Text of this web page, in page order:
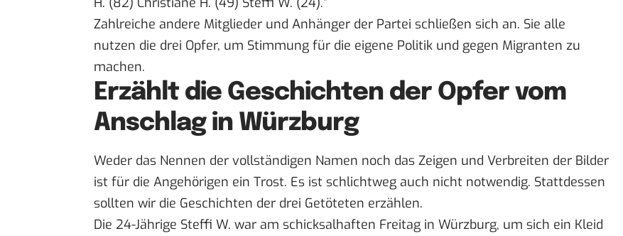
Zahlreiche andere Mitglieder und Anhänger der Partei schließen sich an. Sie alle
nutzen die drei Opfer, um Stimmung für die eigene Politik und gegen Migranten zu
machen.
Erzählt die Geschichten der Opfer vom
Anschlag in Würzburg
Weder das Nennen der vollständigen Namen noch das Zeigen und Verbreiten der Bilder
ist für die Angehörigen ein Trost. Es ist schlichtweg auch nicht notwendig. Stattdessen
sollten wir die Geschichten der drei Getöteten erzählen.
Die 24-Jährige Steffi W. war am schicksalhaften Freitag in Würzburg, um sich ein Kleid